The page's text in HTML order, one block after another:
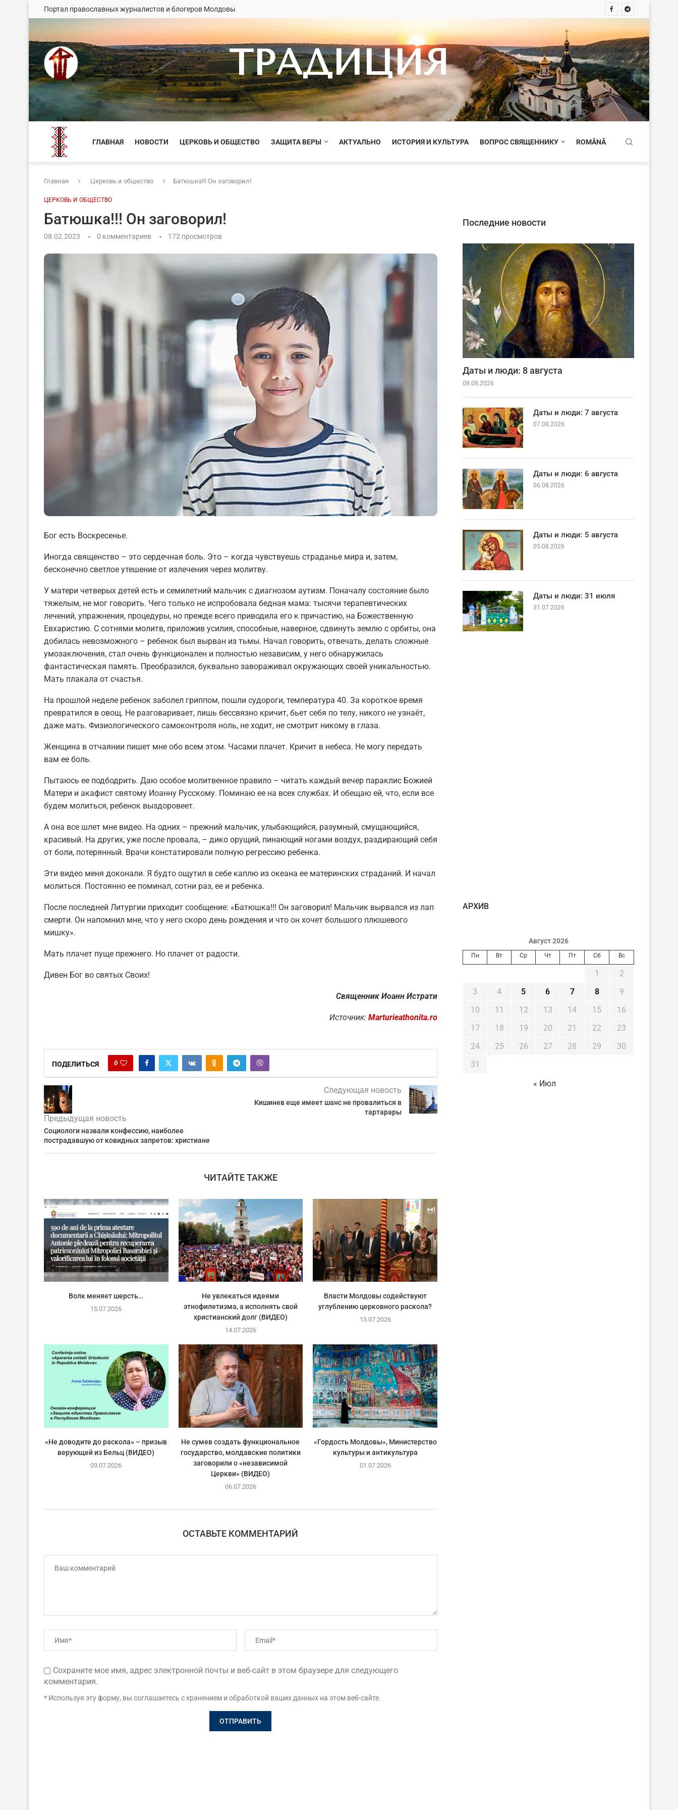
Портал православных журналистов и блогеров Молдовы
ТРАДИЦИЯ
ГЛАВНАЯ НОВОСТИ ЦЕРКОВЬ И ОБЩЕСТВО ЗАЩИТА ВЕРЫ АКТУАЛЬНО ИСТОРИЯ И КУЛЬТУРА ВОПРОС СВЯЩЕННИКУ ROMÂNĂ
Главная Церковь и общество Батюшка!!! Он заговорил!
ЦЕРКОВЬ И ОБЩЕСТВО
Батюшка!!! Он заговорил!
08.02.2023 0 комментариев 172 просмотров
Бог есть Воскресенье.
Иногда священство – это сердечная боль. Это – когда чувствуешь страданье мира и, затем,
бесконечно светлое утешение от излечения через молитву.
У матери четверых детей есть и семилетний мальчик с диагнозом аутизм. Поначалу состояние было
тяжелым, не мог говорить. Чего только не испробовала бедная мама: тысячи терапевтических
лечений, упражнения, процедуры, но прежде всего приводила его к причастию, на Божественную
Евхаристию. С сотнями молитв, приложив усилия, способные, наверное, сдвинуть землю с орбиты, она
добилась невозможного – ребенок был вырван из тьмы. Начал говорить, отвечать, делать сложные
умозаключения, стал очень функционален и полностью независим, у него обнаружилась
фантастическая память. Преобразился, буквально завораживал окружающих своей уникальностью.
Мать плакала от счастья.
На прошлой неделе ребенок заболел гриппом, пошли судороги, температура 40. За короткое время
превратился в овощ. Не разговаривает, лишь бессвязно кричит, бьет себя по телу, никого не узнаёт,
даже мать. Физиологического самоконтроля ноль, не ходит, не смотрит никому в глаза.
Женщина в отчаянии пишет мне обо всем этом. Часами плачет. Кричит в небеса. Не могу передать
вам ее боль.
Пытаюсь ее подбодрить. Даю особое молитвенное правило – читать каждый вечер параклис Божией
Матери и акафист святому Иоанну Русскому. Поминаю ее на всех службах. И обещаю ей, что, если все
будем молиться, ребенок выздоровеет.
А она все шлет мне видео. На одних – прежний мальчик, улыбающийся, разумный, смущающийся,
красивый. На других, уже после провала, – дико орущий, пинающий ногами воздух, раздирающий себя
от боли, потерянный. Врачи констатировали полную регрессию ребенка.
Эти видео меня доконали. Я будто ощутил в себе каплю из океана ее материнских страданий. И начал
молиться. Постоянно ее поминал, сотни раз, ее и ребенка.
После последней Литургии приходит сообщение: «Батюшка!!! Он заговорил! Мальчик вырвался из лап
смерти. Он напомнил мне, что у него скоро день рождения и что он хочет большого плюшевого
мишку».
Мать плачет пуще прежнего. Но плачет от радости.
Дивен Бог во святых Своих!
Священник Иоанн Истрати
Источник: Marturieathonita.ro
ПОДЕЛИТЬСЯ 0
Предыдущая новость
Социологи назвали конфессию, наиболее
пострадавшую от ковидных запретов: христиане
Следующая новость
Кишинев еще имеет шанс не провалиться в
тартарары
ЧИТАЙТЕ ТАКЖЕ
Волк меняет шерсть…
15.07.2026
Не увлекаться идеями
этнофилетизма, а исполнять свой
христианский долг (ВИДЕО)
14.07.2026
Власти Молдовы содействуют
углублению церковного раскола?
13.07.2026
«Не доводите до раскола» – призыв
верующей из Бельц (ВИДЕО)
09.07.2026
Не сумев создать функциональное
государство, молдавские политики
заговорили о «независимой
Церкви» (ВИДЕО)
06.07.2026
«Гордость Молдовы», Министерство
культуры и антикультура
01.07.2026
ОСТАВЬТЕ КОММЕНТАРИЙ
Сохраните мое имя, адрес электронной почты и веб-сайт в этом браузере для следующего
комментария.
* Используя эту форму, вы соглашаетесь с хранением и обработкой ваших данных на этом веб-сайте.
Последние новости
Даты и люди: 8 августа
08.08.2026
Даты и люди: 7 августа
07.08.2026
Даты и люди: 6 августа
06.08.2026
Даты и люди: 5 августа
05.08.2026
Даты и люди: 31 июля
31.07.2026
AРХИВ
Август 2026
Пн Вт Ср Чт Пт Сб Вс
1
2
3
4 5 6 7 8
9
10
11 12 13 14 15
16
17
18 19 20 21 22
23
24
25 26 27 28 29
30
31
« Июл